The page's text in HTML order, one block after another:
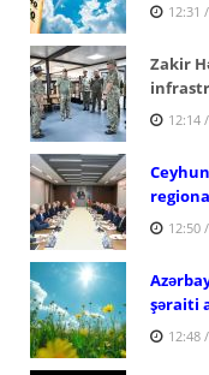
12:31
Zakir
12:14
12:50
şəraiti
12:48